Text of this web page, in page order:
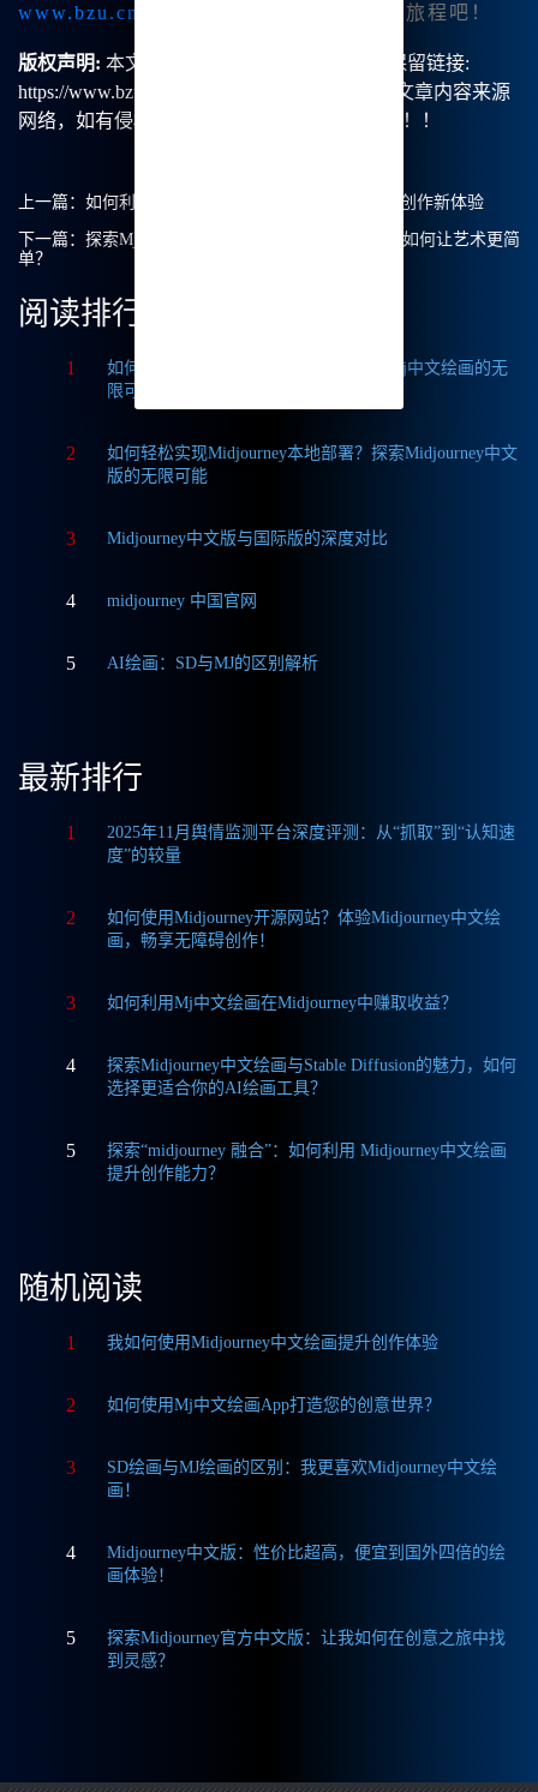
www.bzu.cn
体验这一切，开启你的创作旅程吧！
版权声明: 本文由【B族智能】原创，转载请保留链接:
https://www.bzu.cn/news/show/8628.html，部分文章内容来源
网络，如有侵权请联系我们删除处理。谢谢！！！
上一篇： 如何利用Midjourney中文绘画打造您的艺术创作新体验
下一篇： 探索Mj中文绘画的魅力：Midjourney中文版如何让艺术更简
单？
阅读排行
1
如何获取Midjourney破解版免费？探索Mj中文绘画的无
限可能
2
如何轻松实现Midjourney本地部署？探索Midjourney中文
版的无限可能
3 Midjourney中文版与国际版的深度对比
4 midjourney 中国官网
5 AI绘画：SD与MJ的区别解析
最新排行
1
2025年11月舆情监测平台深度评测：从“抓取”到“认知速
度”的较量
2
如何使用Midjourney开源网站？体验Midjourney中文绘
画，畅享无障碍创作！
3 如何利用Mj中文绘画在Midjourney中赚取收益？
4
探索Midjourney中文绘画与Stable Diffusion的魅力，如何
选择更适合你的AI绘画工具？
5
探索“midjourney 融合”：如何利用 Midjourney中文绘画
提升创作能力？
随机阅读
1 我如何使用Midjourney中文绘画提升创作体验
2 如何使用Mj中文绘画App打造您的创意世界？
3
SD绘画与MJ绘画的区别：我更喜欢Midjourney中文绘
画！
4
Midjourney中文版：性价比超高，便宜到国外四倍的绘
画体验！
5
探索Midjourney官方中文版：让我如何在创意之旅中找
到灵感？